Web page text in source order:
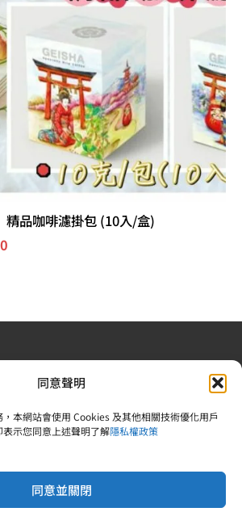
同意聲明
本網站會使用 Cookies 及其他相關技術優化用戶
示您同意上述聲明了解隱私權政策
同意並關閉
精品咖啡濾掛包 (10入/盒)
食品業登錄字號：V-183242378-00000-
：83242378 |電話：02-25092809
© 2026 又上財經學院